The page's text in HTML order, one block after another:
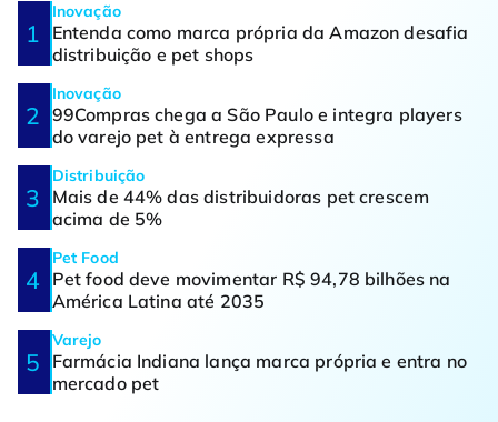
Inovação
Entenda como marca própria da Amazon desafia
distribuição e pet shops
Inovação
99Compras chega a São Paulo e integra players
do varejo pet à entrega expressa
Distribuição
Mais de 44% das distribuidoras pet crescem
acima de 5%
Pet Food
Pet food deve movimentar R$ 94,78 bilhões na
América Latina até 2035
Varejo
Farmácia Indiana lança marca própria e entra no
mercado pet